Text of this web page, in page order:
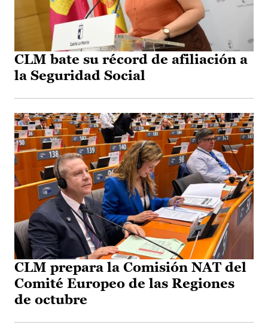
CLM bate su récord de afiliación a
la Seguridad Social
CLM prepara la Comisión NAT del
Comité Europeo de las Regiones
de octubre